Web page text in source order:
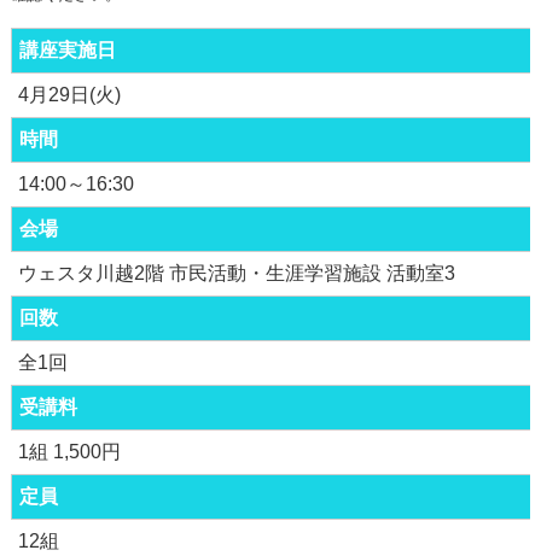
講座実施日
4月29日(火)
時間
14:00～16:30
会場
ウェスタ川越2階 市民活動・生涯学習施設 活動室3
回数
全1回
受講料
1組 1,500円
定員
12組